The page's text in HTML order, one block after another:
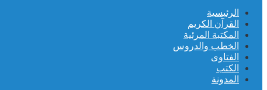
الرئيسية
القرآن الكريم
المكتبة المرئية
الخطب والدروس
الفتاوى
الكتب
المدونة